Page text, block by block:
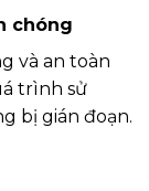
chóng
và an toàn
trình sử
bị gián đoạn.